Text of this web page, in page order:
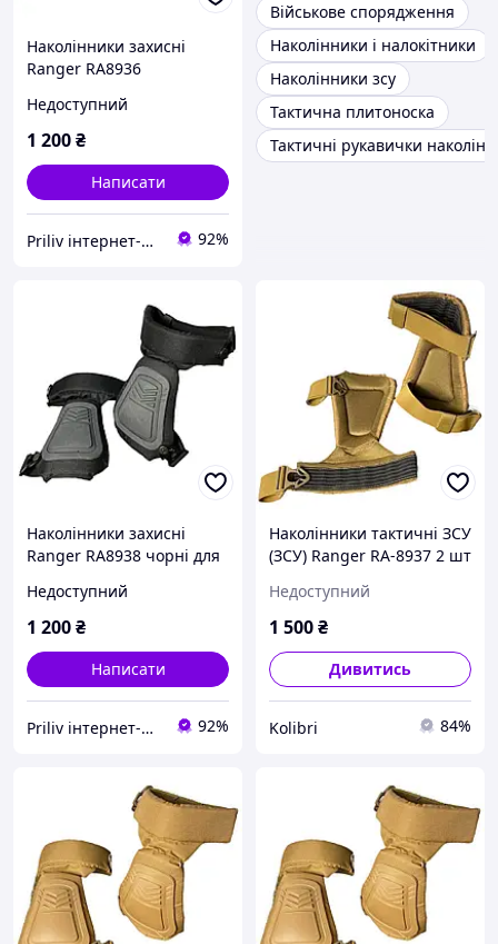
Наколінники захисні
Ranger RA8936
водовідштовхувальною
тканиною олива 300 г
10 мм
Недоступний
1 200₴
Написати
Priliv інтернет-магазин 92%
Військове спорядження
Наколінники і налокітники
Наколінники зсу
Тактична плитоноска
Тактичні рукавички
Наколінники захисні
Ranger RA8938 чорні для
водостійкі 300 г
універсальний розмір
Недоступний
1 200₴
Написати
Priliv інтернет-магазин 92%
Наколінники тактичні ЗСУ
(ЗСУ) Ranger RA-8937 2 шт
Недоступний
1 500₴
Дивитись
Kolibri 84%